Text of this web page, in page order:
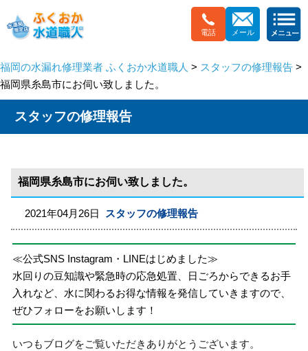
電話 メール
福岡の水漏れ修理業者 ふくおか水道職人 > スタッフの修理報告 >
福岡県糸島市にお伺い致しました。
スタッフの修理報告
福岡県糸島市にお伺い致しました。
2021年04月26日 スタッフの修理報告
≪公式SNS Instagram・LINEはじめました≫
水回りの豆知識や緊急時の応急処置、日ごろからできるお手
入れなど、水に関わるお得な情報を発信していきますので、
ぜひフォローをお願いします！
いつもブログをご覧いただきありがとうございます。